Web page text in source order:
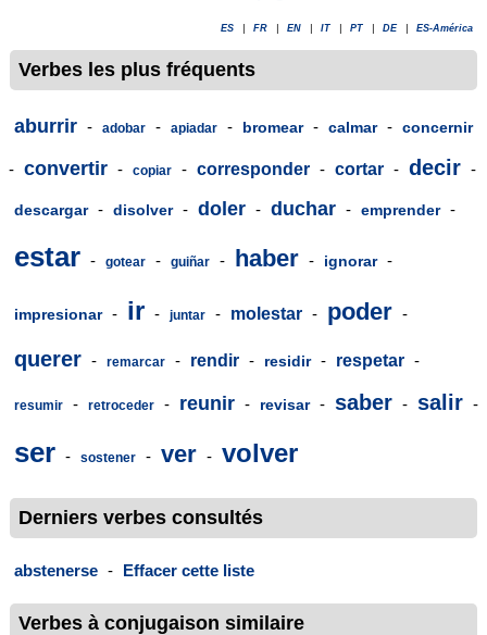
ES FR EN IT PT DE ES-América
Verbes les plus fréquents
aburrir - adobar - apiadar - bromear - calmar - concernir
- convertir - copiar - corresponder - cortar - decir -
descargar - disolver - doler - duchar - emprender -
estar - gotear - guiñar - haber - ignorar -
impresionar - ir - juntar - molestar - poder -
querer - remarcar - rendir - residir - respetar -
resumir - retroceder - reunir - revisar - saber - salir -
ser - sostener - ver - volver
Derniers verbes consultés
abstenerse - Effacer cette liste
Verbes à conjugaison similaire